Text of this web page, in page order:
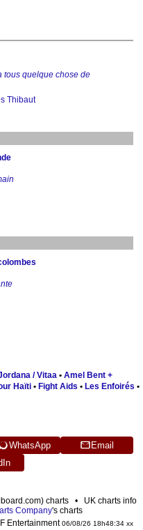
tous quelque chose de
Thibaut
/ Vitaa • Amel Bent +
Haïti • Fight Aids • Les Enfoirés •
WhatsApp
Email
charts • UK charts info
Company's charts
Entertainment06/08/26 18h48:34 xx